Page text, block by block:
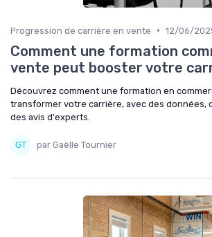
Progression de carrière en vente • 12/06/
Comment une formation
vente peut booster votre
Découvrez comment une formation en
transformer votre carrière, avec des données,
des avis d'experts.
par Gaëlle Tournier